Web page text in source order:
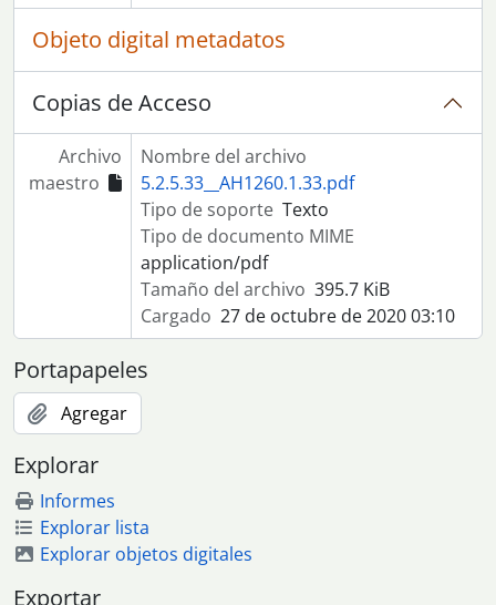
Objeto digital metadatos
Copias de Acceso
Archivo
maestro
Nombre del archivo
5.2.5.33__AH1260.1.33.pdf
Tipo de soporte Texto
Tipo de documento MIME
application/pdf
Tamaño del archivo 395.7 KiB
Cargado 27 de octubre de 2020 03:10
Portapapeles
Agregar
Explorar
Informes
Explorar lista
Explorar objetos digitales
Exportar